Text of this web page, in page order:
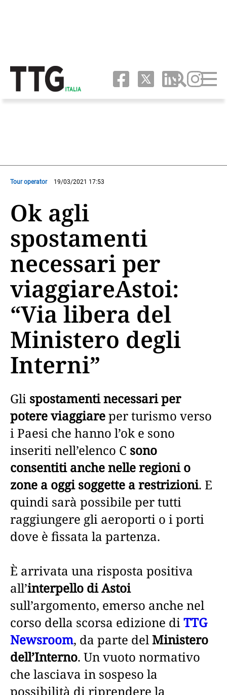
Tour operator 19/03/2021 17:53
Ok agli
spostamenti
necessari per
viaggiareAstoi:
“Via libera del
Ministero degli
Interni”
Gli spostamenti necessari per
potere viaggiareper turismo verso
i Paesi che hanno l’ok e sono
inseriti nell’elenco C sono
consentiti anche nelle regioni o
zone a oggi soggette a restrizioni. E
quindi sarà possibile per tutti
raggiungere gli aeroporti o i porti
dove è fissata la partenza.
È arrivata una risposta positiva
all’interpello di Astoi
sull’argomento, emerso anche nel
corso della scorsa edizione diTTG
Newsroom, da parte delMinistero
dell’Interno. Un vuoto normativo
che lasciava in sospeso la
possibilità di riprendere la